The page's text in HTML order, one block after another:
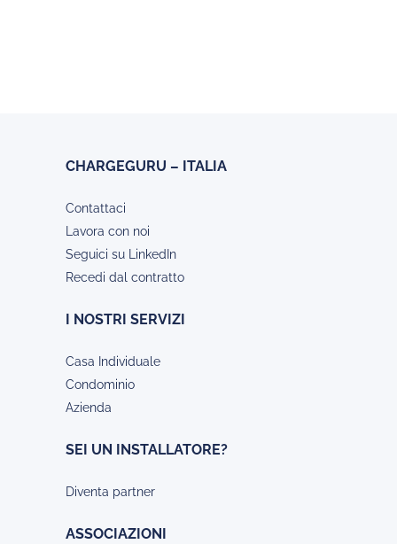
CHARGEGURU – ITALIA
Contattaci
Lavora con noi
Seguici su LinkedIn
Recedi dal contratto
I NOSTRI SERVIZI
Casa Individuale
Condominio
Azienda
SEI UN INSTALLATORE?
Diventa partner
ASSOCIAZIONI